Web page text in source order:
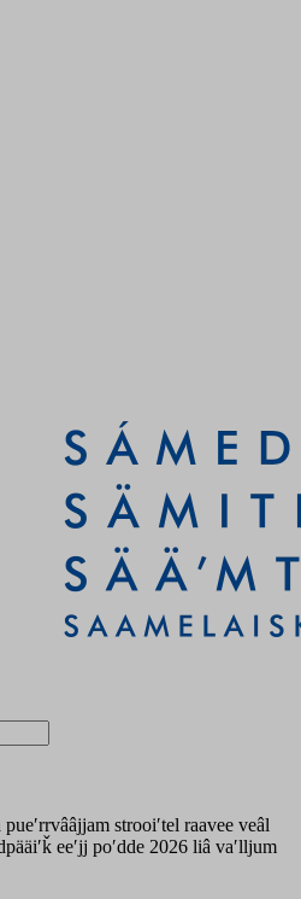
strooiʹtel raavee veâl
eeʹjj poʹdde 2026 liâ vaʹlljum